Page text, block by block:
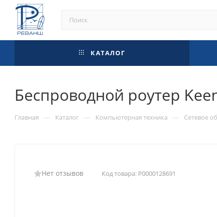
КАТАЛОГ
Беспроводной роутер
Главная — Каталог — Компьютерная техника — Сетевое
Нет отзывов Код товара: Р0000128691